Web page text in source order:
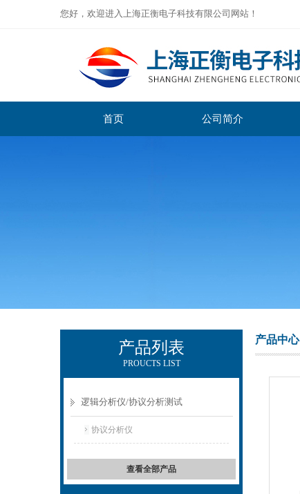
您好，欢迎进入上海正衡电子科技有限公司网站！
首页 公司简介
产品列表
PROUCTS LIST
逻辑分析仪/协议分析测试
协议分析仪
查看全部产品
产品中心